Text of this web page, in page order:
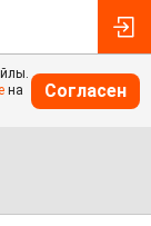
на
Согласен